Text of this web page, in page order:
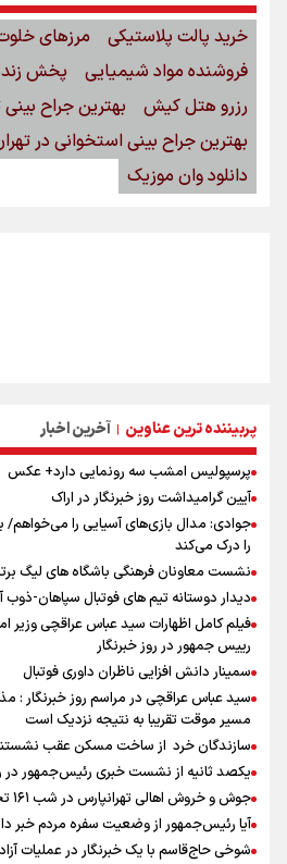
پربیننده ترین عناوین | آخرین اخبار
پرسپولیس امشب سه رونمایی دارد+ عکس
آیین گرامیداشت روز خبرنگار در اراک
جوادی: مدال بازی‌های آسیایی را می‌خواهم/
را درک می‌کند
نشست معاونان فرهنگی باشگاه های لیگ
دیدار دوستانه تیم های فوتبال سپاهان-ذوب
فیلم کامل اظهارات سید عباس عراقچی
رییس جمهور در روز خبرنگار
سمینار دانش افزایی ناظران داوری فوتبال
سید عباس عراقچی در مراسم روز خبرنگار :
مسیر موقت تقریبا به نتیجه نزدیک است
سازندگان خرد از ساخت مسکن عقب
یکصد ثانیه از نشست خبری رئیس‌جمهور در روز
جوش و خروش اهالی تهرانپارس در شب ۱۶۱ تجمعات
آیا رئیس‌جمهور از وضعیت سفره مردم خبر
شوخی حاج‌قاسم با یک خبرنگار در عملیات
خرید پالت پلاستیکی
مرزهای
فروشنده مواد شیمیایی
پخش
رزرو هتل کیش
بهترین جراح
بهترین جراح بینی استخوانی در
دانلود وان موزیک